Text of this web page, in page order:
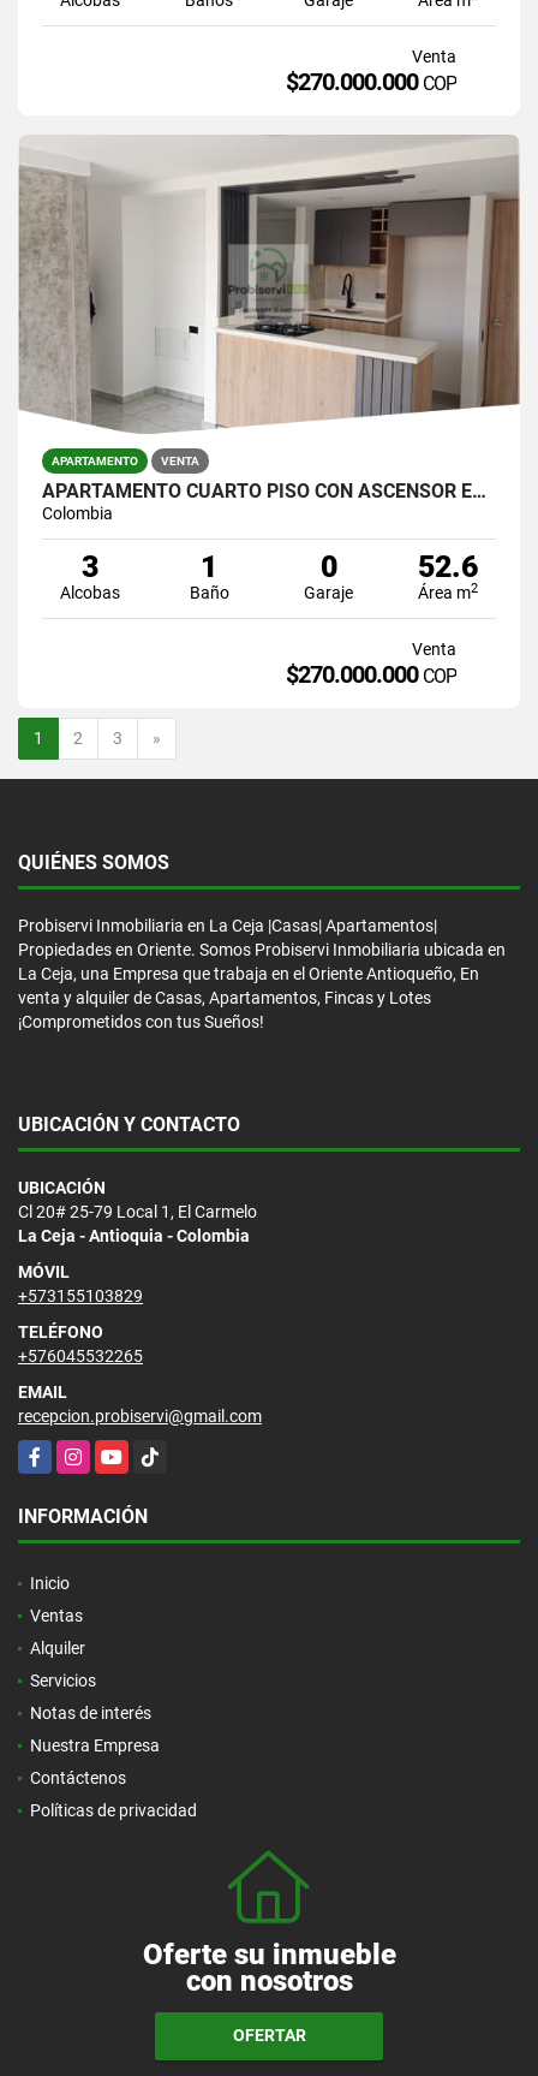
Venta
$270.000.000 COP
APARTAMENTO VENTA
APARTAMENTO CUARTO PISO CON ASCENSOR EN VENTA, EN EL CARMEN DE VIBORAL
Colombia
3
Alcobas
1
Baño
0
Garaje
52.6
Área m2
Venta
$270.000.000 COP
1 2 3 »
QUIÉNES SOMOS
Probiservi Inmobiliaria en La Ceja |Casas| Apartamentos|
Propiedades en Oriente. Somos Probiservi Inmobiliaria ubicada en
La Ceja, una Empresa que trabaja en el Oriente Antioqueño, En
venta y alquiler de Casas, Apartamentos, Fincas y Lotes
¡Comprometidos con tus Sueños!
UBICACIÓN Y CONTACTO
UBICACIÓN
Cl 20# 25-79 Local 1, El Carmelo
La Ceja - Antioquia - Colombia
MÓVIL
+573155103829
TELÉFONO
+576045532265
EMAIL
recepcion.probiservi@gmail.com
FacebookInstagramYouTubeTikTok
INFORMACIÓN
Inicio
Ventas
Alquiler
Servicios
Notas de interés
Nuestra Empresa
Contáctenos
Políticas de privacidad
Oferte su inmueble
con nosotros
OFERTAR